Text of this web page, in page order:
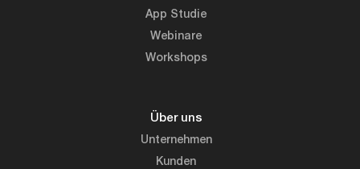
App Studie
Webinare
Workshops
Über uns
Unternehmen
Kunden